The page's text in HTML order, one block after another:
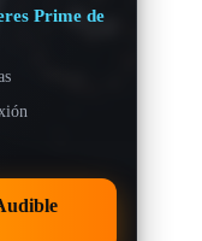
Prime de